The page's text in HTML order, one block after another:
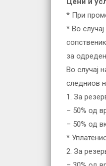
* При
* Во
за
Во случај
следниов
1. За
– 50% од
– 50% од
*
2. За